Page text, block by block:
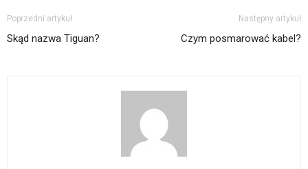
Poprzedni artykuł
Skąd nazwa Tiguan?
Następny artykuł
Czym posmarować kabel?